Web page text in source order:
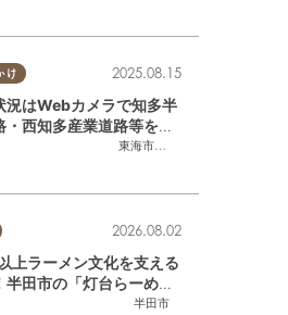
け
東海市
,大府市
2025.08.15
況はWebカメラで知多半
・西知多産業道路等をチ
半田市
2026.08.02
上ラーメン文化を支える
半田市の「灯台らーめん
」へ【熱血ラーメン伝 8